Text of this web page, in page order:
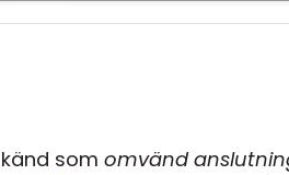
som omvänd